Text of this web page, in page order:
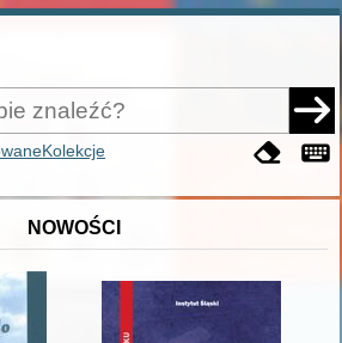
Kolekcje
NOWOŚCI